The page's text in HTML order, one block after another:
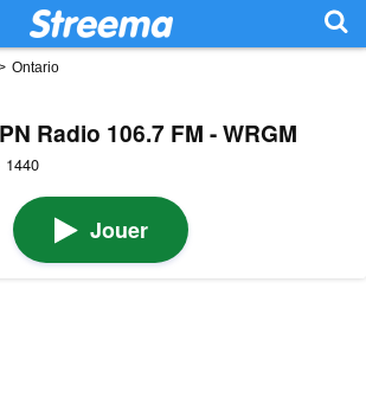
Ontario
Radio 106.7 FM - WRGM
1440
Jouer